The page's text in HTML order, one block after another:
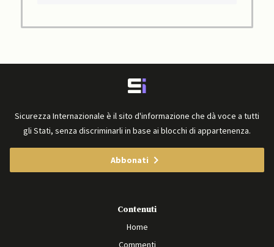
Sicurezza Internazionale è il sito d'informazione che dà voce a tutti
gli Stati, senza discriminarli in base ai blocchi di appartenenza.
Abbonati
Contenuti
Home